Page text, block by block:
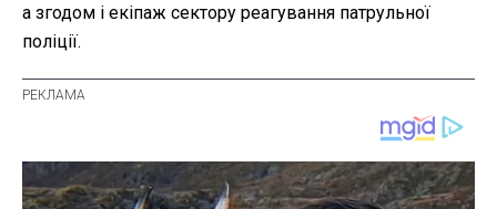
а згодом і екіпаж сектору реагування патрульної
поліції.